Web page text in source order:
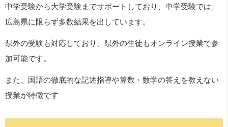
中学受験から大学受験までサポートしており、中学受験では、
広島県に限らず多数結果を出しています。
県外の受験も対応しており、県外の生徒もオンライン授業で参
加可能です。
また、国語の徹底的な記述指導や算数・数学の答えを教えない
授業が特徴です